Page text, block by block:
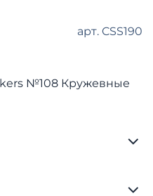
арт. CSS190
№108 Кружевные